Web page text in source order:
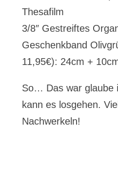
Thesafilm
3/8″ Gestreiftes
Geschenkband
11,95€): 24cm +
So… Das war
kann es losgehen.
Nachwerkeln!